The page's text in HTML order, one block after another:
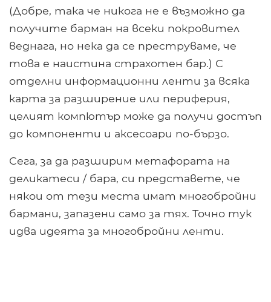
(Добре, така че никога не е възможно да
получите барман на всеки покровител
веднага, но нека да се преструваме, че
това е наистина страхотен бар.) С
отделни информационни ленти за всяка
карта за разширение или периферия,
целият компютър може да получи достъп
до компоненти и аксесоари по-бързо.
Сега, за да разширим метафората на
деликатеси / бара, си представете, че
някои от тези места имат многобройни
бармани, запазени само за тях. Точно тук
идва идеята за многобройни ленти.